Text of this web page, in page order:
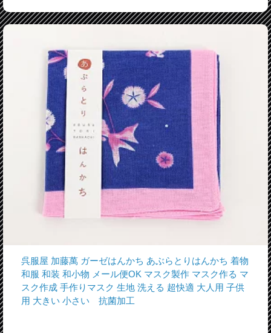
呉服屋 加藤萬 ガーゼはんかち あぶらとりはんかち 着物
和服 和装 和小物 メール便OK マスク製作 マスク作る マ
スク作成 手作りマスク 生地 洗える 超快適 大人用 子供
用 大きい 小さい 抗菌加工